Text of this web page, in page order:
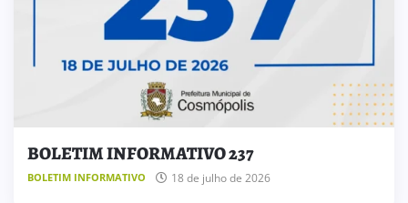
BOLETIM INFORMATIVO 237
BOLETIM INFORMATIVO 18 de julho de 2026